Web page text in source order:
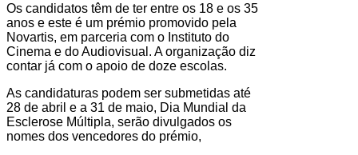
Os candidatos têm de ter entre os 18 e os 35
anos e este é um prémio promovido pela
Novartis, em parceria com o Instituto do
Cinema e do Audiovisual. A organização diz
contar já com o apoio de doze escolas.
As candidaturas podem ser submetidas até
28 de abril e a 31 de maio, Dia Mundial da
Esclerose Múltipla, serão divulgados os
nomes dos vencedores do prémio,